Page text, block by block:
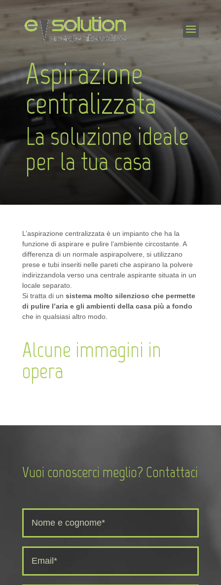
Aspirazione
centralizzata
La soluzione ideale
per la tua casa
L’aspirazione centralizzata è un impianto che ha la
funzione di aspirare e pulire l’ambiente circostante. A
differenza di un normale aspirapolvere, si utilizzano
prese e tubi inseriti nelle pareti che aspirano la polvere
indirizzandola verso una centrale aspirante situata in un
locale separato.
Si tratta di un sistema molto silenzioso che permette
di pulire l’aria e gli ambienti della casa più a fondo
che in qualsiasi altro modo.
Alcune immagini in
opera
Vuoi conoscerci meglio? Contattaci